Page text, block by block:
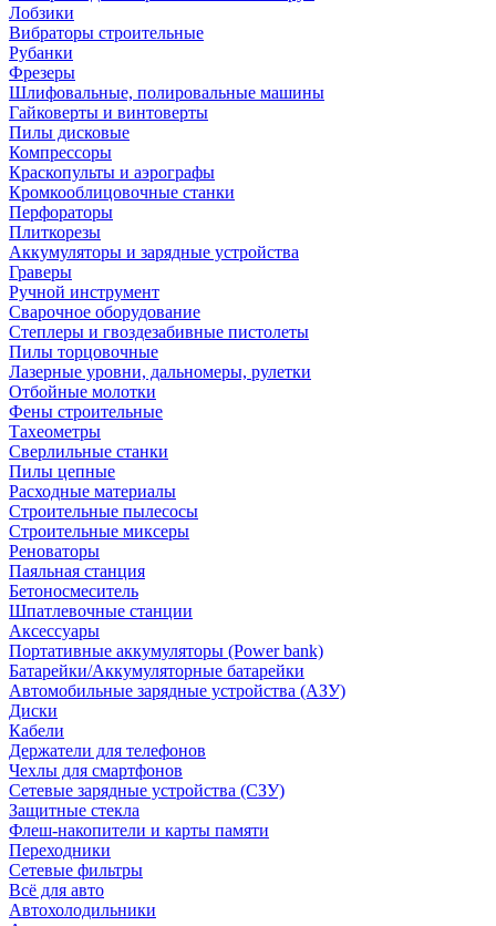
Лобзики
Вибраторы строительные
Рубанки
Фрезеры
Шлифовальные, полировальные машины
Гайковерты и винтоверты
Пилы дисковые
Компрессоры
Краскопульты и аэрографы
Кромкооблицовочные станки
Перфораторы
Плиткорезы
Аккумуляторы и зарядные устройства
Граверы
Ручной инструмент
Сварочное оборудование
Степлеры и гвоздезабивные пистолеты
Пилы торцовочные
Лазерные уровни, дальномеры, рулетки
Отбойные молотки
Фены строительные
Тахеометры
Сверлильные станки
Пилы цепные
Расходные материалы
Строительные пылесосы
Строительные миксеры
Реноваторы
Паяльная станция
Бетоносмеситель
Шпатлевочные станции
Аксессуары
Портативные аккумуляторы (Power bank)
Батарейки/Аккумуляторные батарейки
Автомобильные зарядные устройства (АЗУ)
Диски
Кабели
Держатели для телефонов
Чехлы для смартфонов
Сетевые зарядные устройства (СЗУ)
Защитные стекла
Флеш-накопители и карты памяти
Переходники
Сетевые фильтры
Всё для авто
Автохолодильники